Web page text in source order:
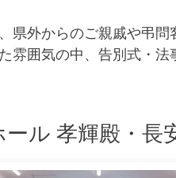
県外からのご親戚や弔
雰囲気の中、告別式・法
ル 孝輝殿・長